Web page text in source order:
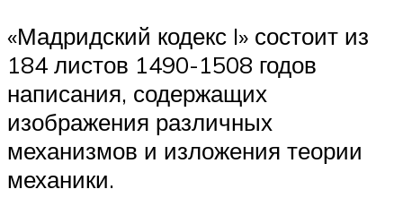
«Мадридский кодекс I» состоит из
184 листов 1490-1508 годов
написания, содержащих
изображения различных
механизмов и изложения теории
механики.